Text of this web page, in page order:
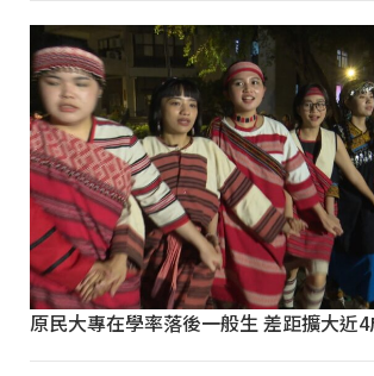
原民大專在學率落後一般生 差距擴大近